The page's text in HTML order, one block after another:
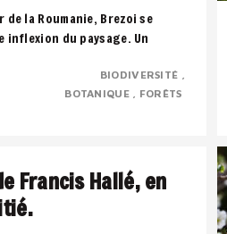
la Roumanie, Brezoi se
inflexion du paysage. Un
BIODIVERSITÉ
BOTANIQUE
FORÊTS
Francis Hallé, en